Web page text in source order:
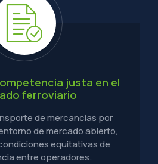
justa en el
ferroviario
de mercancías por
de mercado abierto,
equitativas de
entre operadores.